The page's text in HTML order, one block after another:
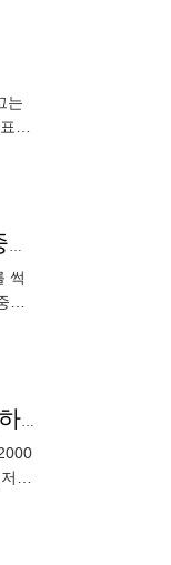
는
에
'지난해 9명이 하지 못한 일' 하는 이정후 1억1300만 달러가 '패닉 계약'?...리드오프+중견수 문제 일거에 해결
썩
‘박찬호·김병현→추신수→류현진’ 시대마다 있어온 코리안 빅리거의 ‘얼굴’, 지금은 김하성이 그 얼굴이다
리